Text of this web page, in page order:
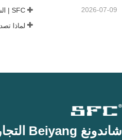
2026-07-09
شاندونغ Beiyang التجارة الدولية المحدودة